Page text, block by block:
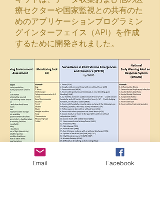
療セクターや国家監視との共有のた
めのアプリケーションプログラミン
グインターフェイス（API）を作成
するために開発されました。
Email Facebook